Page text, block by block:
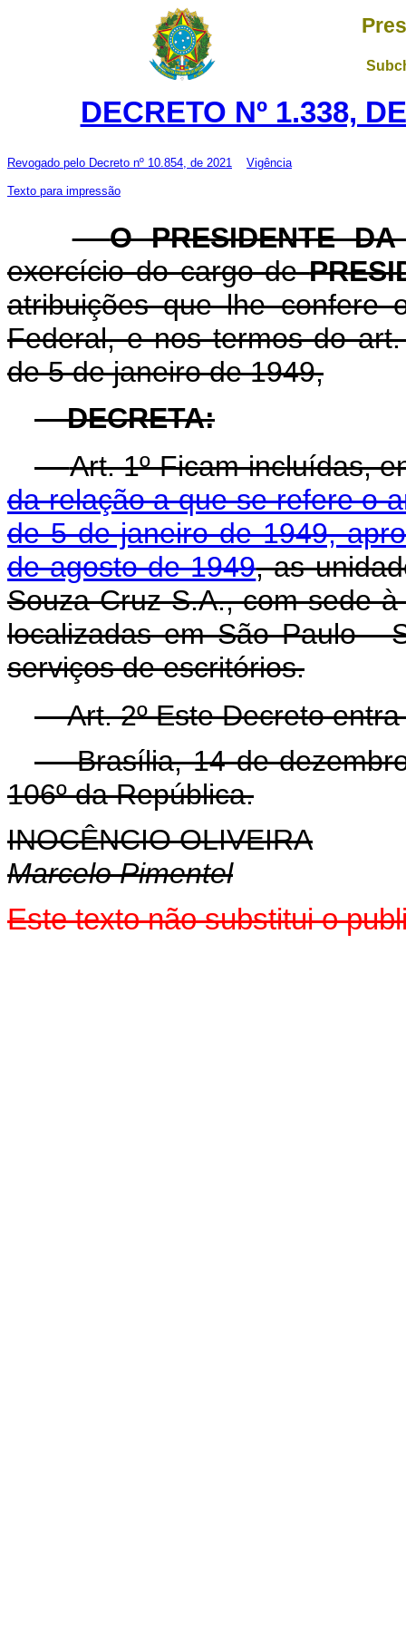
DECRETO Nº 1.338,
Revogado pelo Decreto nº 10.854, de 2021 Vigência
Texto para impressão
O PRESIDENTE
exercício do cargo de
atribuições que lhe confere
Federal, e nos termos do
de 5 de janeiro de 1949,
DECRETA:
Art. 1º Ficam incluídas,
da relação a que se refere o
de 5 de janeiro de 1949,
de agosto de 1949, as
Souza Cruz S.A., com sede
localizadas em São Paulo -
serviços de escritórios.
Art. 2º Este Decreto
Brasília, 14 de
106º da República.
INOCÊNCIO OLIVEIRA
Marcelo Pimentel
Este texto não substitui o